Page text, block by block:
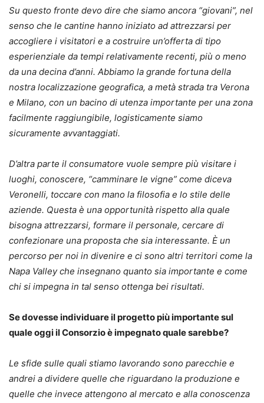
Su questo fronte devo dire che siamo ancora “giovani”, nel
senso che le cantine hanno iniziato ad attrezzarsi per
accogliere i visitatori e a costruire un’offerta di tipo
esperienziale da tempi relativamente recenti, più o meno
da una decina d’anni. Abbiamo la grande fortuna della
nostra localizzazione geografica, a metà strada tra Verona
e Milano, con un bacino di utenza importante per una zona
facilmente raggiungibile, logisticamente siamo
sicuramente avvantaggiati.
D’altra parte il consumatore vuole sempre più visitare i
luoghi, conoscere, “camminare le vigne” come diceva
Veronelli, toccare con mano la filosofia e lo stile delle
aziende. Questa è una opportunità rispetto alla quale
bisogna attrezzarsi, formare il personale, cercare di
confezionare una proposta che sia interessante. È un
percorso per noi in divenire e ci sono altri territori come la
Napa Valley che insegnano quanto sia importante e come
chi si impegna in tal senso ottenga bei risultati.
Se dovesse individuare il progetto più importante sul
quale oggi il Consorzio è impegnato quale sarebbe?
Le sfide sulle quali stiamo lavorando sono parecchie e
andrei a dividere quelle che riguardano la produzione e
quelle che invece attengono al mercato e alla conoscenza